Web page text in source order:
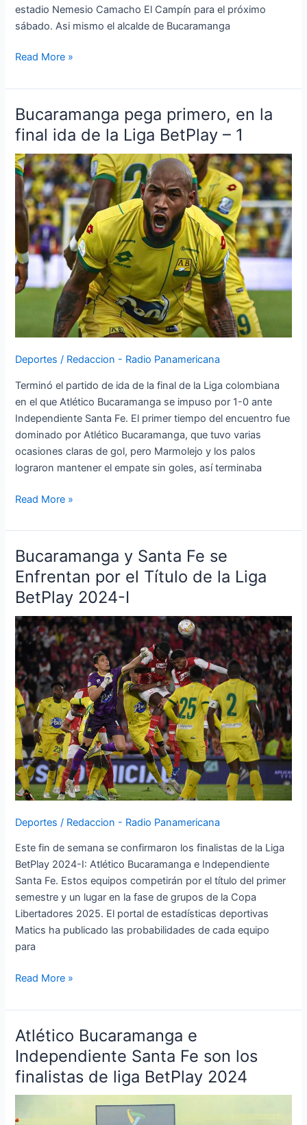
estadio Nemesio Camacho El Campín para el próximo
sábado. Asi mismo el alcalde de Bucaramanga
Read More »
Bucaramanga pega primero, en la
final ida de la Liga BetPlay – 1
Deportes / Redaccion - Radio Panamericana
Terminó el partido de ida de la final de la Liga colombiana
en el que Atlético Bucaramanga se impuso por 1-0 ante
Independiente Santa Fe. El primer tiempo del encuentro fue
dominado por Atlético Bucaramanga, que tuvo varias
ocasiones claras de gol, pero Marmolejo y los palos
lograron mantener el empate sin goles, así terminaba
Bucaramanga
pega
primero,
en
la
final
ida
de
la
Liga
BetPlay
–
Read More »
Bucaramanga y Santa Fe se
Enfrentan por el Título de la Liga
BetPlay 2024-I
Deportes / Redaccion - Radio Panamericana
Este fin de semana se confirmaron los finalistas de la Liga
BetPlay 2024-I: Atlético Bucaramanga e Independiente
Santa Fe. Estos equipos competirán por el título del primer
semestre y un lugar en la fase de grupos de la Copa
Libertadores 2025. El portal de estadísticas deportivas
Matics ha publicado las probabilidades de cada equipo
para
Bucaramanga
y
Santa
Fe
se
Enfrentan
por
el
Título
de
la
Liga
BetPlay
2024-
I
Read More »
Atlético Bucaramanga e
Independiente Santa Fe son los
finalistas de liga BetPlay 2024
Atlético
Bucaramanga
e
Independiente
Santa
Fe